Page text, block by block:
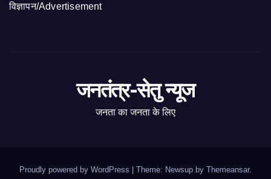
विज्ञापन/Advertisement
जनतंत्र-सेतु न्यूज
जनता का जनता के लिए
Proudly powered by WordPress Theme: Newsup by Themeansar.